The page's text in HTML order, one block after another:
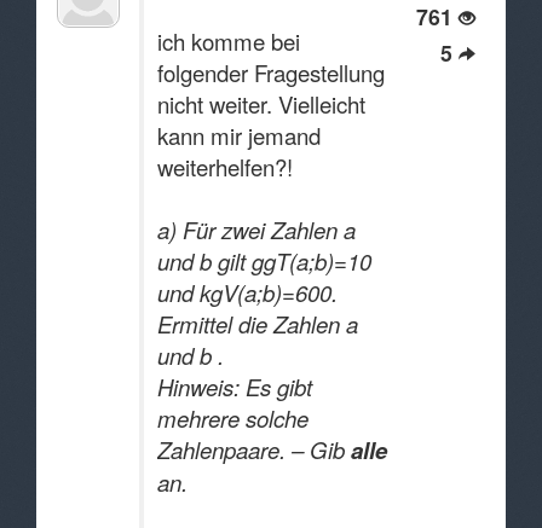
761
5
ich komme bei
folgender Fragestellung
nicht weiter. Vielleicht
kann mir jemand
weiterhelfen?!
a) Für zwei Zahlen a
und b gilt ggT(a;b)=10
und kgV(a;b)=600.
Ermittel die Zahlen a
und b .
Hinweis: Es gibt
mehrere solche
Zahlenpaare. – Giballe
an.